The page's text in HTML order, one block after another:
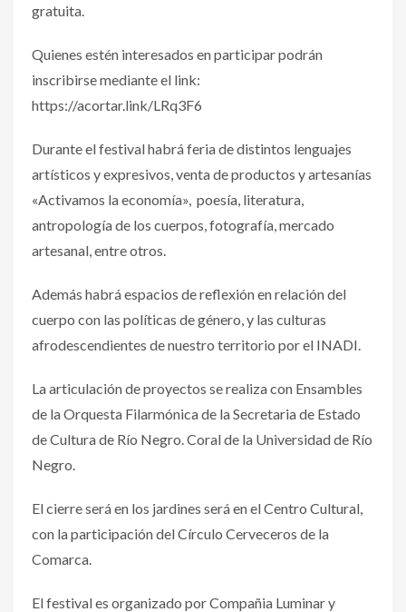
gratuita.
Quienes estén interesados en participar podrán
inscribirse mediante el link:
https://acortar.link/LRq3F6
Durante el festival habrá feria de distintos lenguajes
artísticos y expresivos, venta de productos y artesanías
«Activamos la economía», poesía, literatura,
antropología de los cuerpos, fotografía, mercado
artesanal, entre otros.
Además habrá espacios de reflexión en relación del
cuerpo con las políticas de género, y las culturas
afrodescendientes de nuestro territorio por el INADI.
La articulación de proyectos se realiza con Ensambles
de la Orquesta Filarmónica de la Secretaria de Estado
de Cultura de Río Negro. Coral de la Universidad de Río
Negro.
El cierre será en los jardines será en el Centro Cultural,
con la participación del Círculo Cerveceros de la
Comarca.
El festival es organizado por Compañia Luminar y